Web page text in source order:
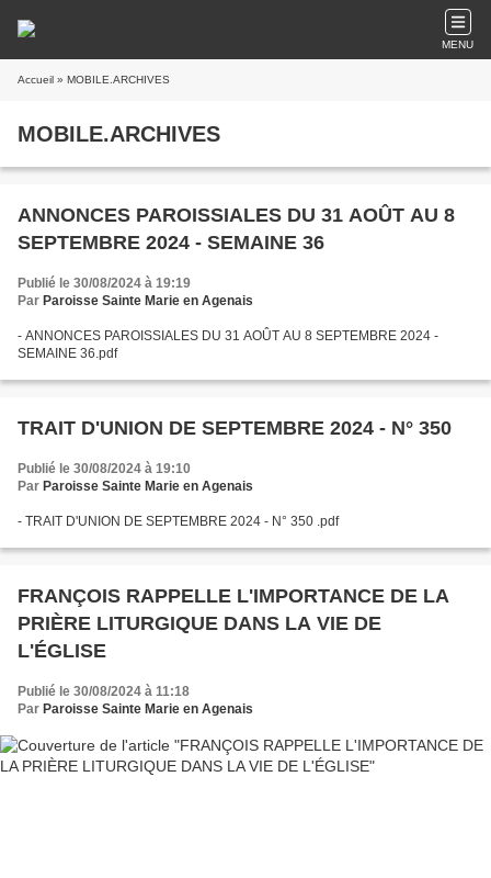
MENU
Accueil » MOBILE.ARCHIVES
MOBILE.ARCHIVES
ANNONCES PAROISSIALES DU 31 AOÛT AU 8
SEPTEMBRE 2024 - SEMAINE 36
Publié le 30/08/2024 à 19:19
Par Paroisse Sainte Marie en Agenais
- ANNONCES PAROISSIALES DU 31 AOÛT AU 8 SEPTEMBRE 2024 -
SEMAINE 36.pdf
TRAIT D'UNION DE SEPTEMBRE 2024 - N° 350
Publié le 30/08/2024 à 19:10
Par Paroisse Sainte Marie en Agenais
- TRAIT D'UNION DE SEPTEMBRE 2024 - N° 350 .pdf
FRANÇOIS RAPPELLE L'IMPORTANCE DE LA
PRIÈRE LITURGIQUE DANS LA VIE DE
L'ÉGLISE
Publié le 30/08/2024 à 11:18
Par Paroisse Sainte Marie en Agenais